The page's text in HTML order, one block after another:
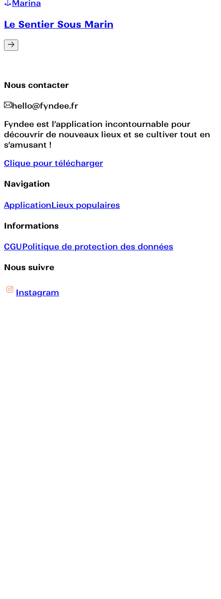
Marina
Le Sentier Sous Marin
Nous contacter
hello@fyndee.fr
Fyndee est l’application incontournable pour
découvrir de nouveaux lieux et se cultiver tout en
s’amusant !
Clique pour télécharger
Navigation
ApplicationLieux populaires
Informations
CGUPolitique de protection des données
Nous suivre
Instagram